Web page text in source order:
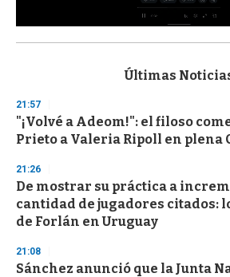
s
d
s
o
f
3
s
c
o
d
s
Últimas
21:57
"¡Volvé a Adeom!": el filoso
Prieto a Valeria Ripoll en plena
21:26
De mostrar su práctica a
cantidad de jugadores citados:
de Forlán en Uruguay
21:08
Sánchez anunció que la Junta